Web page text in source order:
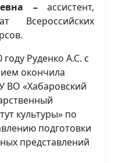
– ассистент,
Всероссийских
году Руденко А.С. с
окончила
ВО «Хабаровский
культуры» по
подготовки
представлений